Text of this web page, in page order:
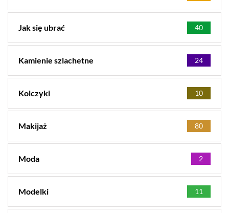
Jak się ubrać 40
Kamienie szlachetne 24
Kolczyki 10
Makijaż 80
Moda 2
Modelki 11